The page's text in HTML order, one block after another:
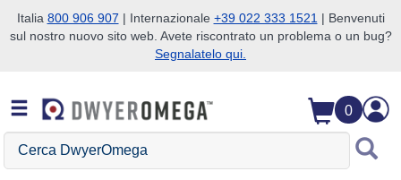
Salta alla ricerca
Salta al contenuto principale
Salta alla navigazione
Italia 800 906 907 | Internazionale +39 022 333 1521 | Benvenuti
sul nostro nuovo sito web. Avete riscontrato un problema o un bug?
Segnalatelo qui.
0
Cerca
DwyerOmega